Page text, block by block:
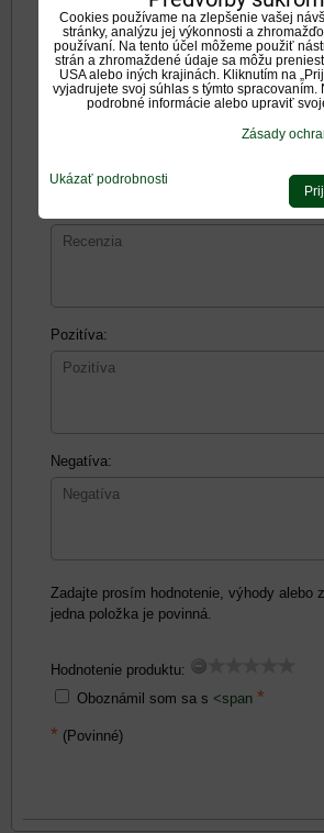
Pridať recenziu
Názov:
Pozitíva:
Negatíva:
Zadajte prosím hodnotenie, výhody alebo
jedna položka je povinná.
Hodnotenie produktu:
Oboznámil som sa s <span *
* (Povinné)
Cookies používame na zlepšenie vašej
stránky, analýzu jej výkonnosti a
používaní. Na tento účel môžeme použiť
strán a zhromaždené údaje sa môžu
USA alebo iných krajinách. Kliknutím na
vyjadrujete svoj súhlas s týmto spracovaním.
podrobné informácie alebo upraviť
Zásady
Ukázať podrobnosti